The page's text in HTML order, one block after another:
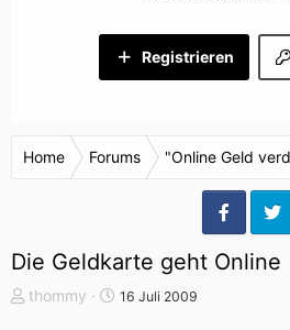
Registrieren
Home Forums "Online Geld
Die Geldkarte geht Online
T
thommy
S
16 Juli 2009